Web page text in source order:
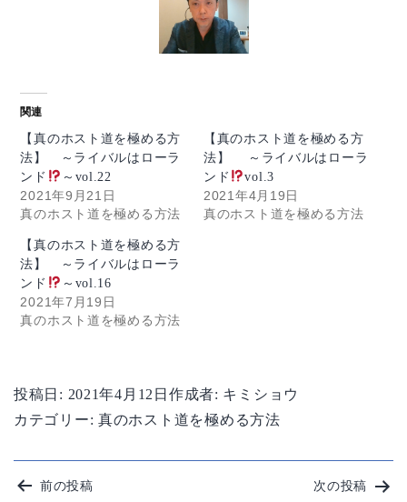
関連
【真のホスト道を極める方
法】 ～ライバルはローラ
ンド
～vol.22
2021年9月21日
真のホスト道を極める方法
【真のホスト道を極める方
法】 ～ライバルはローラ
ンド
vol.3
2021年4月19日
真のホスト道を極める方法
【真のホスト道を極める方
法】 ～ライバルはローラ
ンド
～vol.16
2021年7月19日
真のホスト道を極める方法
投稿日: 2021年4月12日 作成者: キミショウ
カテゴリー:真のホスト道を極める方法
投前の投稿 次の投稿